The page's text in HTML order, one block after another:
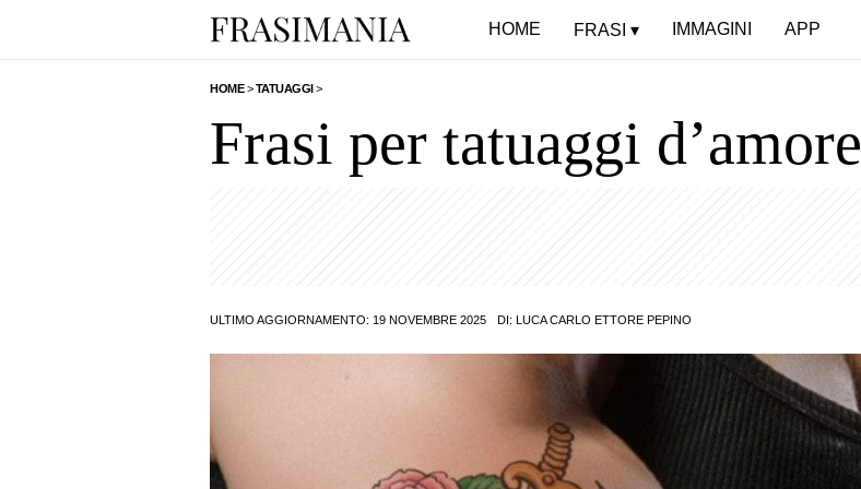
HOME FRASI IMMAGINI APP
HOME>TATUAGGI>
Frasi per tatuaggi d’amore
ULTIMO AGGIORNAMENTO: 19 NOVEMBRE 2025 DI: LUCA CARLO ETTORE PEPINO